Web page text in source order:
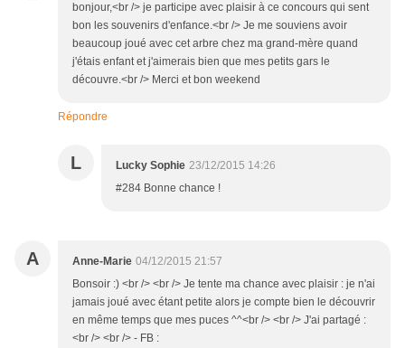
bonjour,<br /> je participe avec plaisir à ce concours qui sent
bon les souvenirs d'enfance.<br /> Je me souviens avoir
beaucoup joué avec cet arbre chez ma grand-mère quand
j'étais enfant et j'aimerais bien que mes petits gars le
découvre.<br /> Merci et bon weekend
Répondre
L Lucky Sophie 23/12/2015 14:26
#284 Bonne chance !
A Anne-Marie 04/12/2015 21:57
Bonsoir :) <br /> <br /> Je tente ma chance avec plaisir : je n'ai
jamais joué avec étant petite alors je compte bien le découvrir
en même temps que mes puces ^^<br /> <br /> J'ai partagé :
<br /> <br /> - FB :